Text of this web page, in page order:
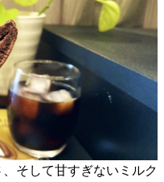
そして甘すぎないミルク